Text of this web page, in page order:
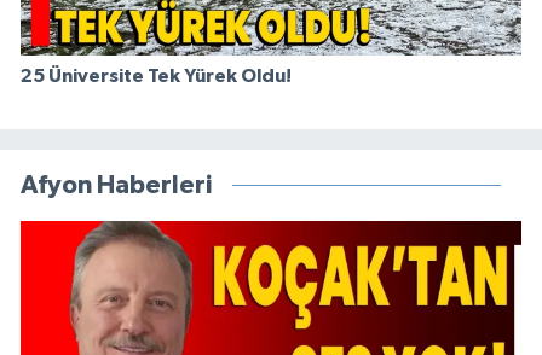
25 Üniversite Tek Yürek Oldu!
Afyon Haberleri